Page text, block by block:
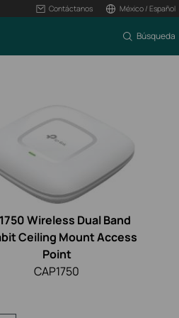
Contáctanos México / Español
Búsqueda
Wireless Dual Band
Ceiling Mount Access
Point
CAP1750